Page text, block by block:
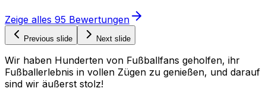
Zeige alles 95 Bewertungen
Previous slide Next slide
Wir haben Hunderten von Fußballfans geholfen, ihr
Fußballerlebnis in vollen Zügen zu genießen, und darauf
sind wir äußerst stolz!